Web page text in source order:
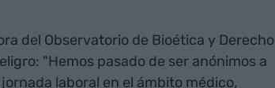
del Observatorio de Bioética y Derecho
"Hemos pasado de ser anónimos a
laboral en el ámbito médico,